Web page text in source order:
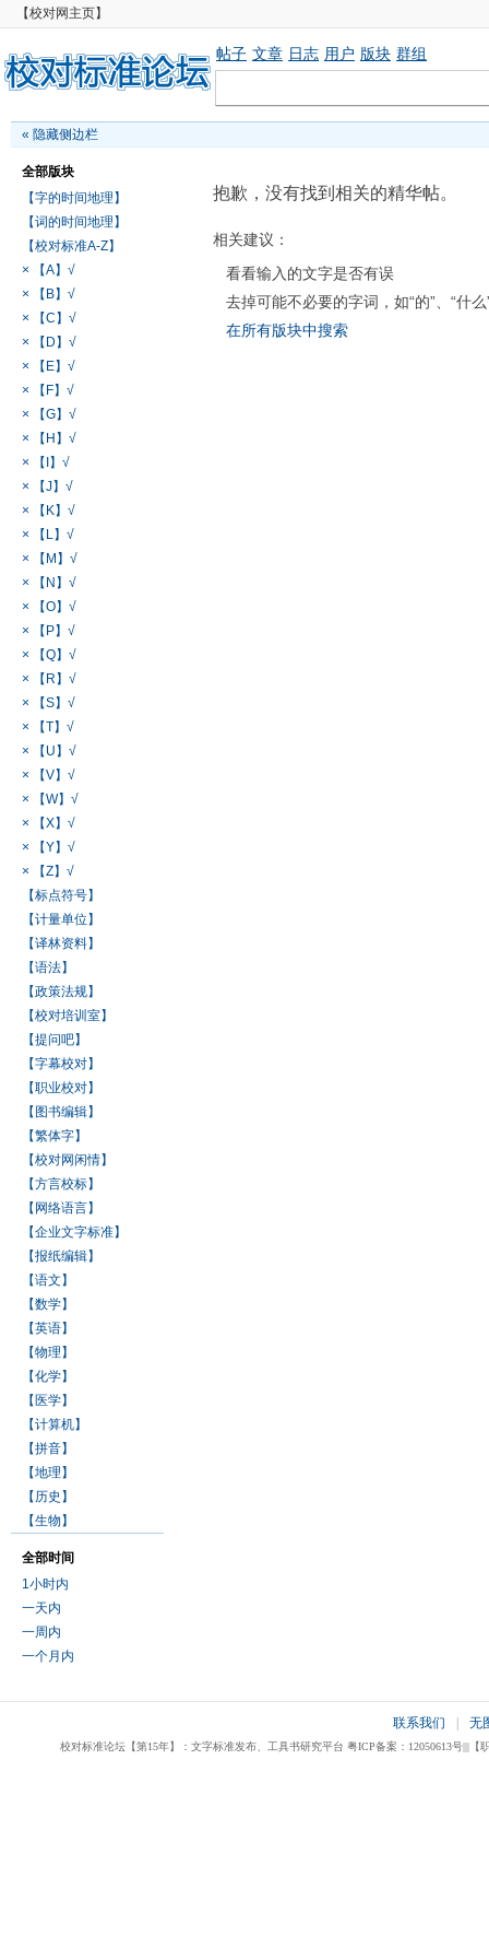
【校对网主页】
帖子 文章 日志 用户 版块 群组
« 隐藏侧边栏
全部版块
【字的时间地理】
【词的时间地理】
【校对标准A-Z】
× 【A】√
× 【B】√
× 【C】√
× 【D】√
× 【E】√
× 【F】√
× 【G】√
× 【H】√
× 【I】√
× 【J】√
× 【K】√
× 【L】√
× 【M】√
× 【N】√
× 【O】√
× 【P】√
× 【Q】√
× 【R】√
× 【S】√
× 【T】√
× 【U】√
× 【V】√
× 【W】√
× 【X】√
× 【Y】√
× 【Z】√
【标点符号】
【计量单位】
【译林资料】
【语法】
【政策法规】
【校对培训室】
【提问吧】
【字幕校对】
【职业校对】
【图书编辑】
【繁体字】
【校对网闲情】
【方言校标】
【网络语言】
【企业文字标准】
【报纸编辑】
【语文】
【数学】
【英语】
【物理】
【化学】
【医学】
【计算机】
【拼音】
【地理】
【历史】
【生物】
全部时间
1小时内
一天内
一周内
一个月内
抱歉，没有找到相关的精华帖。
相关建议：
看看输入的文字是否有误
去掉可能不必要的字词，如“的”、“什么
在所有版块中搜索
联系我们 无
校对标准论坛【第15年】：文字标准发布、工具书研究平台 粤ICP备案：12050613号|||【